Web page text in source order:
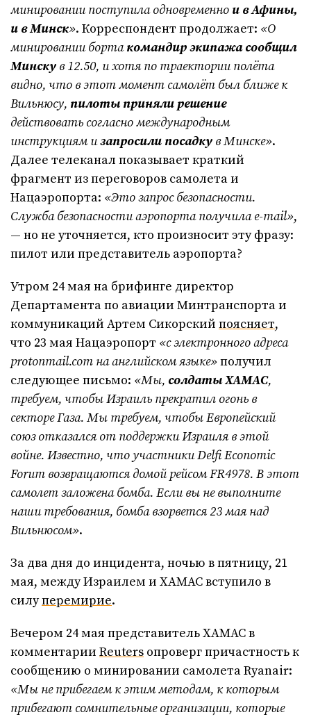
минировании поступила одновременно и в Афины,
и в Минск». Корреспондент продолжает: «О
минировании бортакомандир экипажа сообщил
Минску в 12.50, и хотя по траектории полёта
видно, что в этот момент самолёт был ближе к
Вильнюсу, пилоты приняли решение
действовать согласно международным
инструкциям изапросили посадку в Минске».
Далее телеканал показывает краткий
фрагмент из переговоров самолета и
Нацаэропорта: «Это запрос безопасности.
Служба безопасности аэропорта получилаe-mail»,
— но не уточняется, кто произносит эту фразу:
пилот или представитель аэропорта?
Утром 24 мая на брифинге директор
Департамента по авиации Минтранспорта и
коммуникаций Артем Сикорский поясняет,
что 23 мая Нацаэропорт «с электронного адреса
protonmail.com на английском языке»получил
следующее письмо: «Мы, солдаты ХАМАС,
требуем, чтобы Израиль прекратил огонь в
секторе Газа. Мы требуем, чтобы Европейский
союз отказался от поддержки Израиля в этой
войне. Известно, что участникиDelfiEconomic
Forum возвращаются домой рейсом FR4978. В этот
самолет заложена бомба. Если вы не выполните
наши требования, бомба взорвется 23 мая над
Вильнюсом».
За два дня до инцидента, ночью в пятницу, 21
мая, между Израилем и ХАМАС вступило в
силуперемирие.
Вечером 24 мая представитель ХАМАС в
комментарии Reuters опроверг причастность к
сообщению о минировании самолета Ryanair:
«Мы не прибегаем к этим методам, к которым
прибегают сомнительные организации, которые